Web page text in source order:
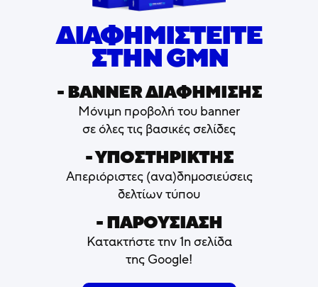
ΔΙΑΦΗΜΙΣΤΕΙΤΕ
ΣΤΗΝ GMN
- ΒΑNNER ΔΙΑΦΗΜΙΣΗΣ
Μόνιμη προβολή του banner
σε όλες τις βασικές σελίδες
- ΥΠΟΣΤΗΡΙΚΤΗΣ
Απεριόριστες (ανα)δημοσιεύσεις
δελτίων τύπου
- ΠΑΡΟΥΣΙΑΣΗ
Κατακτήστε την 1η σελίδα
της Google!